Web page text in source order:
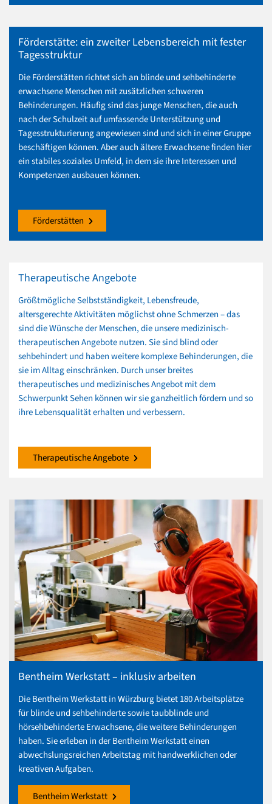
Förderstätte: ein zweiter Lebensbereich mit fester
Tagesstruktur
Die Förderstätten richtet sich an blinde und sehbehinderte
erwachsene Menschen mit zusätzlichen schweren
Behinderungen. Häufig sind das junge Menschen, die auch
nach der Schulzeit auf umfassende Unterstützung und
Tagesstrukturierung angewiesen sind und sich in einer Gruppe
beschäftigen können. Aber auch ältere Erwachsene finden hier
ein stabiles soziales Umfeld, in dem sie ihre Interessen und
Kompetenzen ausbauen können.
Förderstätten
Therapeutische Angebote
Größtmögliche Selbstständigkeit, Lebensfreude,
altersgerechte Aktivitäten möglichst ohne Schmerzen – das
sind die Wünsche der Menschen, die unsere medizinisch-
therapeutischen Angebote nutzen. Sie sind blind oder
sehbehindert und haben weitere komplexe Behinderungen, die
sie im Alltag einschränken. Durch unser breites
therapeutisches und medizinisches Angebot mit dem
Schwerpunkt Sehen können wir sie ganzheitlich fördern und so
ihre Lebensqualität erhalten und verbessern.
Therapeutische Angebote
Bentheim Werkstatt – inklusiv arbeiten
Die Bentheim Werkstatt in Würzburg bietet 180 Arbeitsplätze
für blinde und sehbehinderte sowie taubblinde und
hörsehbehinderte Erwachsene, die weitere Behinderungen
haben. Sie erleben in der Bentheim Werkstatt einen
abwechslungsreichen Arbeitstag mit handwerklichen oder
kreativen Aufgaben.
Bentheim Werkstatt